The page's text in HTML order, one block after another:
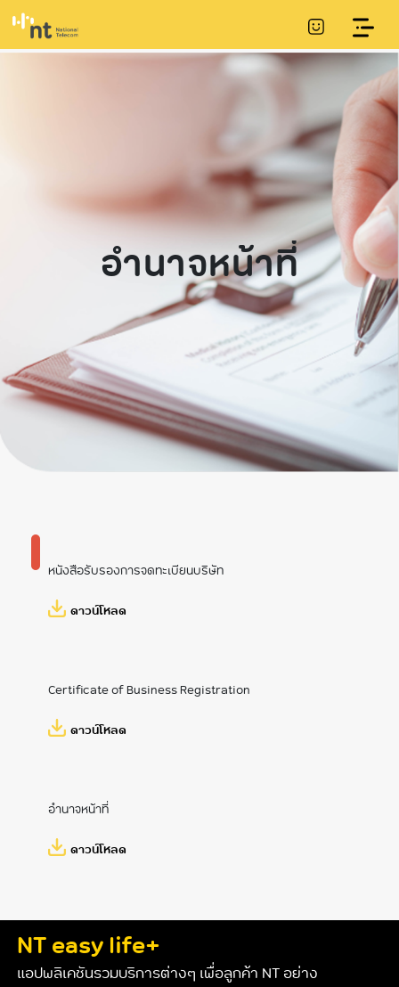
ความเป็นมา/ไทม์ไลน์
หนังสือเชิญประชุมผู้
ถือหุ้น
การจ่ายเงินปันผล
ข้อบังคับ
การเปิดเผยข้อมูล
การแถลงทิศทาง
นโยบายขององค์กร
โดยผู้บริหารสูงสุด
การดําเนินงานตาม
นโยบายรัฐ
แผนงานที่สําคัญ
ข้อมูลโครงการลงทุน
ที่สำคัญ
การจัดซื้อจัดจ้าง
รายงานประจําปี
การกำกับดูแลที่ดี
และการพัฒนา
ความยั่งยืน
นโยบายต่อต้าน
ทุจริตและคอร์รัปชัน
(CAC)
กฎบัตรคณะ
ดูแลที่ดี
แผนงานและผลการ
โครงสร้างและ
ข้อมูลผู้บริหาร
อำนาจหน้าที่
ข้อมูลการติดต่อ
การประชาสัมพันธ์
ข่าวประชาสัมพันธ์
แผนการดำเนินงาน
และงบประมาณ
แผนยุทธศาสตร์หรือ
แผนพัฒนาหน่วย
งาน
แผนและความ
ก้าวหน้าในการ
ดำเนินงานและการใช้
รายงานการพัฒนา
โครงการ csr ของ
เรา
คณะกรรมการ csr
อำนาจหน้าที่
หนังสือรับรองการจดทะเบียนบริษัท
ดาวน์โหลด
Certificate of Business Registration
ดาวน์โหลด
อำนาจหน้าที่
ดาวน์โหลด
NT easy life+
แอปพลิเคชันรวมบริการต่างๆ เพื่อลูกค้า NT อย่าง